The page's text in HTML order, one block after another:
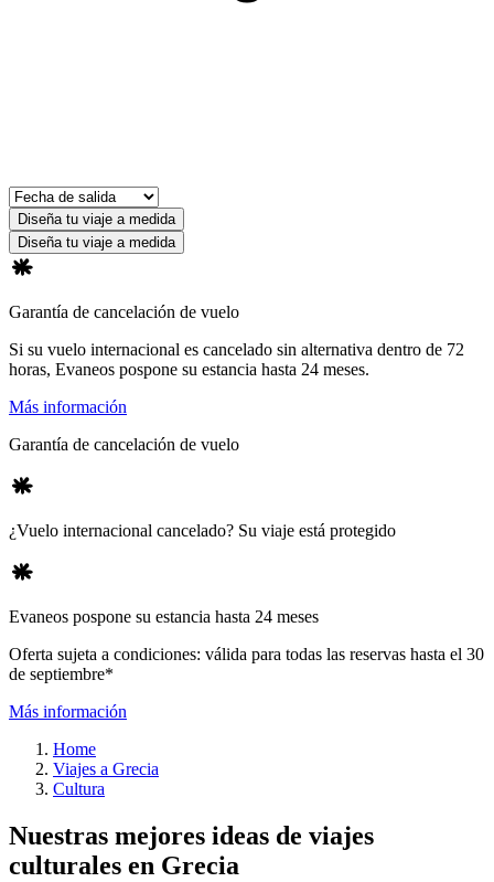
Diseña tu viaje a medida
Diseña tu viaje a medida
Garantía de cancelación de vuelo
Si su vuelo internacional es cancelado sin alternativa dentro de 72
horas, Evaneos pospone su estancia hasta 24 meses.
Más información
Garantía de cancelación de vuelo
¿Vuelo internacional cancelado? Su viaje está protegido
Evaneos pospone su estancia hasta 24 meses
Oferta sujeta a condiciones: válida para todas las reservas hasta el 30
de septiembre*
Más información
Home
Viajes a Grecia
Cultura
Nuestras mejores ideas de viajes
culturales en Grecia